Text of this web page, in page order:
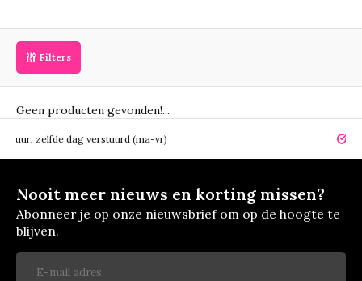
Filters
Geen producten gevonden!...
dag verstuurd (ma-vr) 14
Nooit meer nieuws en korting missen?
Abonneer je op onze nieuwsbrief om op de hoogte te
blijven.